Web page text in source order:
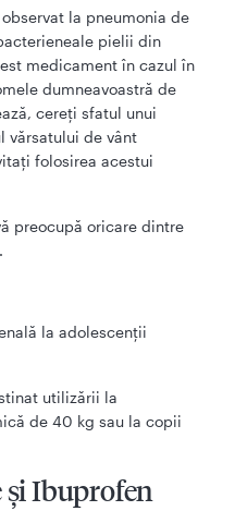
la pneumonia de
pielii din
medicament în cazul în
dumneavoastră de
cereți sfatul unui
vărsatului de vânt
folosirea acestui
preocupă oricare dintre
la adolescenții
utilizării la
de 40 kg sau la copii
și Ibuprofen